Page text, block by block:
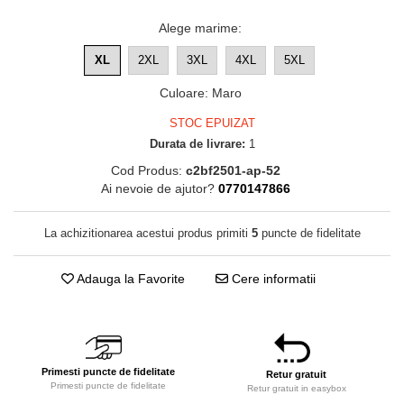
Alege marime:
XL 2XL 3XL 4XL 5XL
Culoare: Maro
STOC EPUIZAT
Durata de livrare: 1
Cod Produs: c2bf2501-ap-52
Ai nevoie de ajutor? 0770147866
La achizitionarea acestui produs primiti 5puncte de fidelitate
Adauga la Favorite Cere informatii
Primesti puncte de fidelitate
Primesti puncte de fidelitate
Retur gratuit
Retur gratuit in easybox